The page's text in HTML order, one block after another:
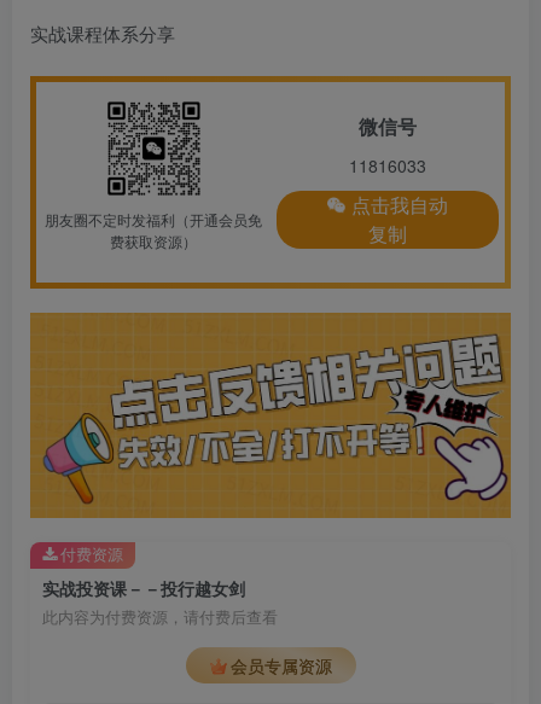
实战课程体系分享
朋友圈不定时发福利（开通会员免
费获取资源）
微信号
11816033
点击我自动
复制
实战投资课－－投行越女剑
此内容为付费资源，请付费后查看
会员专属资源
付费资源